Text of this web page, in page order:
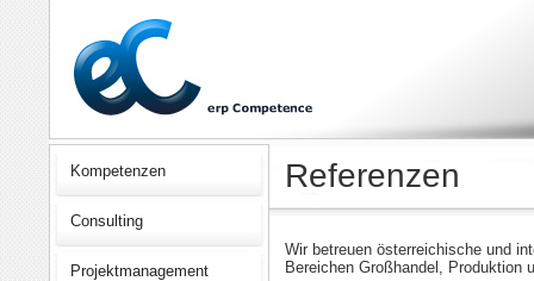
Kompetenzen
Consulting
Projektmanagement
Referenzen
Wir betreuen österreichische und
Bereichen Großhandel, Produktion